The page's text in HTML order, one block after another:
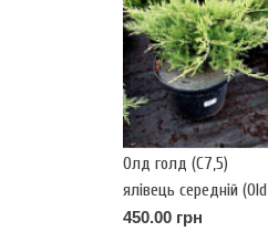
Олд голд (С7,5)
ялівець середній (Old
Gold) h-30-35,d-60
450.00 грн